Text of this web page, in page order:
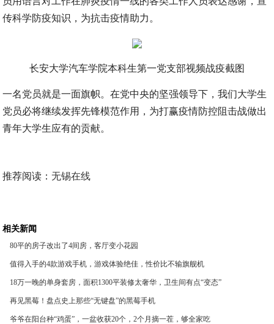
传科学防疫知识，为抗击疫情助力。
长安大学汽车学院本科生第一党支部视频战疫截图
一名党员就是一面旗帜。在党中央的坚强领导下，我们大学生
党员必将继续发挥先锋模范作用，为打赢疫情防控阻击战做出
青年大学生应有的贡献。
推荐阅读：无锡在线
相关新闻
80平的房子改出了4间房，客厅变小花园
值得入手的4款游戏手机，游戏体验绝佳，性价比不输旗舰机
18万一晚的单身套房，面积1300平装修太奢华，卫生间有点“变态”
再见黑莓！盘点史上那些“无键盘”的黑莓手机
爷爷在阳台种“鸡蛋”，一盆收获20个，2个月摘一茬，够全家吃